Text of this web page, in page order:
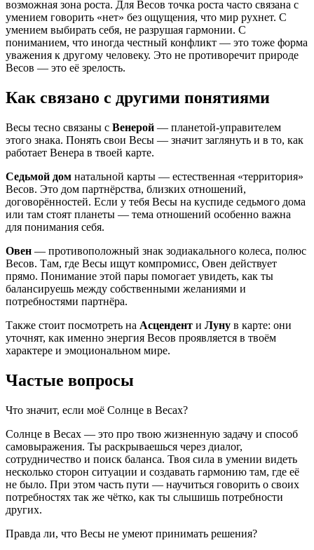
возможная зона роста. Для Весов точка роста часто связана с
умением говорить «нет» без ощущения, что мир рухнет. С
умением выбирать себя, не разрушая гармонии. С
пониманием, что иногда честный конфликт — это тоже форма
уважения к другому человеку. Это не противоречит природе
Весов — это её зрелость.
Как связано с другими понятиями
Весы тесно связаны с Венерой — планетой-управителем
этого знака. Понять свои Весы — значит заглянуть и в то, как
работает Венера в твоей карте.
Седьмой дом натальной карты — естественная «территория»
Весов. Это дом партнёрства, близких отношений,
договорённостей. Если у тебя Весы на куспиде седьмого дома
или там стоят планеты — тема отношений особенно важна
для понимания себя.
Овен — противоположный знак зодиакального колеса, полюс
Весов. Там, где Весы ищут компромисс, Овен действует
прямо. Понимание этой пары помогает увидеть, как ты
балансируешь между собственными желаниями и
потребностями партнёра.
Также стоит посмотреть на Асцендент и Луну в карте: они
уточнят, как именно энергия Весов проявляется в твоём
характере и эмоциональном мире.
Частые вопросы
Что значит, если моё Солнце в Весах?
Солнце в Весах — это про твою жизненную задачу и способ
самовыражения. Ты раскрываешься через диалог,
сотрудничество и поиск баланса. Твоя сила в умении видеть
несколько сторон ситуации и создавать гармонию там, где её
не было. При этом часть пути — научиться говорить о своих
потребностях так же чётко, как ты слышишь потребности
других.
Правда ли, что Весы не умеют принимать решения?